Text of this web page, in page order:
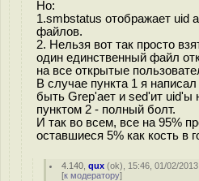
Но:
1.smbstatus отображает uid
файлов.
2. Нельзя вот так просто
один единственный файл
на все открытые
В случае пункта 1 я
быть Grep'ает и sed'ит uid'ы
пунктом 2 - полный болт.
И так во всем, все на 95%
оставшиеся 5% как кость в
4.140 ,qux (ok), 15:46, 01/02/
[к модератору]